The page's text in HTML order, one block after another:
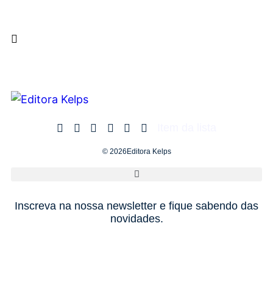
© 2026Editora Kelps
Inscreva na nossa newsletter e fique sabendo das
novidades.